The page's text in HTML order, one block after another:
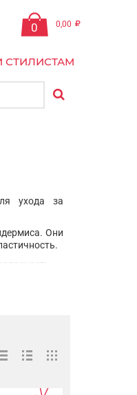
0 0,00
СТИЛИСТАМ
ухода за
Они
–